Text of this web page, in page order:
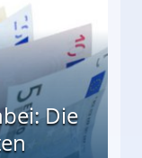
Die